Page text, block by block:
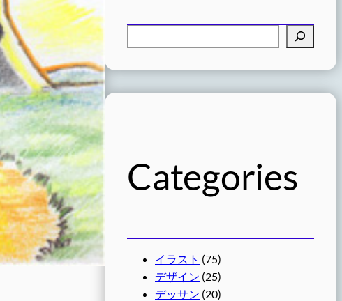
Categories
イラスト (75)
デザイン (25)
デッサン (20)